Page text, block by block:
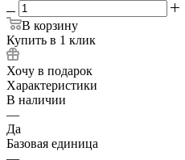
В корзину
Купить в 1 клик
Хочу в подарок
Характеристики
В наличии
—
Да
Базовая единица